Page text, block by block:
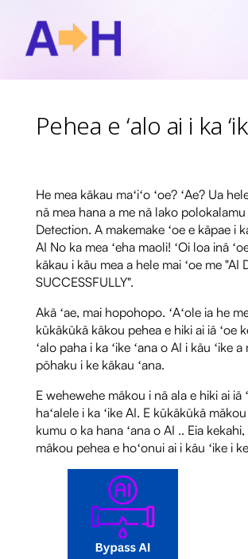
Pehea e ʻalo ai i ka
He mea kākau maʻiʻo ʻoe? ʻAe? Ua
nā mea hana a me nā lako polokalamu
Detection. A makemake ʻoe e kāpae i
AI No ka mea ʻeha maoli! ʻOi loa inā
kākau i kāu mea a hele mai ʻoe me "AI
SUCCESSFULLY".
Akā ʻae, mai hopohopo. ʻAʻole ia he
kūkākūkā kākou pehea e hiki ai iā ʻoe
ʻalo paha i ka ʻike ʻana o AI i kāu ʻike a
pōhaku i ke kākau ʻana.
E wehewehe mākou i nā ala e hiki ai iā
haʻalele i ka ʻike AI. E kūkākūkā
kumu o ka hana ʻana o AI .. Eia
mākou pehea e hoʻonui ai i kāu ʻike i